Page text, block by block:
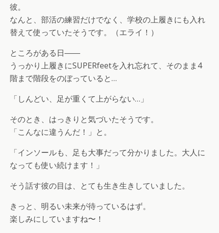
彼。
なんと、部活の練習だけでなく、学校の上履きにも入れ
替えて使っていたそうです。（エライ！）
ところがある日――
うっかり上履きにSUPERfeetを入れ忘れて、そのまま4
階まで階段をのぼっていると…
「しんどい、足が重くて上がらない…」
そのとき、はっきりと気づいたそうです。
「こんなに違うんだ！」と。
「インソールも、足も大事だって分かりました。大人に
なっても使い続けます！」
そう話す彼の目は、とても生き生きしていました。
きっと、明るい未来が待っているはず。
楽しみにしていますね〜！